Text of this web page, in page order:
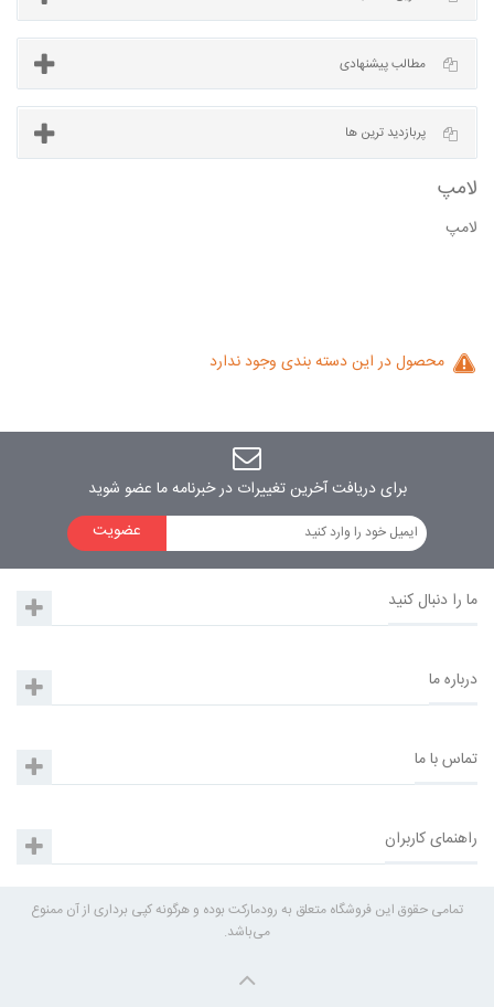
آخرین مطالب
مطالب پیشنهادی
لامپ
محصول در این دسته بندی وجود ندارد
برای دریافت آخرین تغییرات در خبرنامه ما عضو شوید
عضویت
ما را دنبال کنید
درباره ما
تماس با ما
راهنمای کاربران
تمامی حقوق این فروشگاه متعلق به رودمارکت بوده و هرگونه کپی برداری از آن ممنوع
می‌باشد.